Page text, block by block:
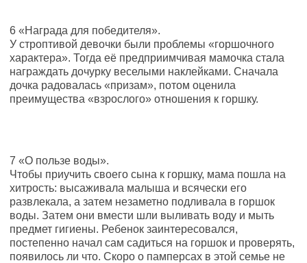
6 «Награда для победителя».
У строптивой девочки были проблемы «горшочного
характера». Тогда её предприимчивая мамочка стала
награждать дочурку веселыми наклейками. Сначала
дочка радовалась «призам», потом оценила
преимущества «взрослого» отношения к горшку.
7 «О пользе воды».
Чтобы приучить своего сына к горшку, мама пошла на
хитрость: высаживала малыша и всячески его
развлекала, а затем незаметно подливала в горшок
воды. Затем они вмести шли выливать воду и мыть
предмет гигиены. Ребенок заинтересовался,
постепенно начал сам садиться на горшок и проверять,
появилось ли что. Скоро о памперсах в этой семье не